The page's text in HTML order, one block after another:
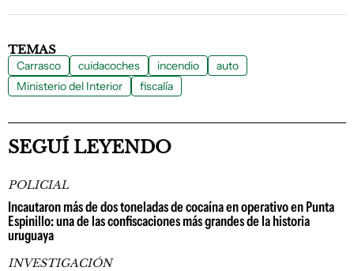
TEMAS
Carrasco cuidacoches incendio
auto
Ministerio del Interior
fiscalía
SEGUÍ LEYENDO
POLICIAL
Incautaron más de dos toneladas de cocaína en operativo en Punta
Espinillo: una de las confiscaciones más grandes de la historia
uruguaya
INVESTIGACIÓN